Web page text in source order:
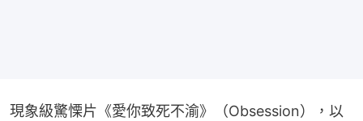
現象級驚慄片《愛你致死不渝》（Obsession），以